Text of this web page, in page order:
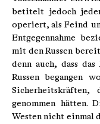
betitelt jedoch
operiert, als Feind
Entgegennahme
mit den Russen
denn auch, dass
Russen begangen
Sicherheitskräften,
genommen hätten.
Westen nicht